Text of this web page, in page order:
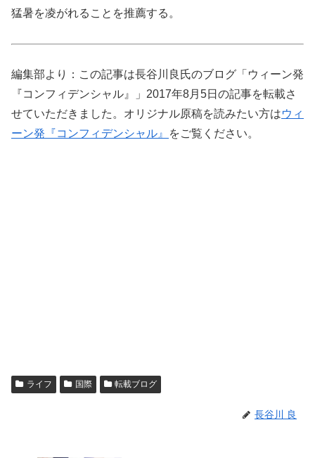
猛暑を凌がれることを推薦する。
編集部より：この記事は長谷川良氏のブログ「ウィーン発
『コンフィデンシャル』」2017年8月5日の記事を転載さ
せていただきました。オリジナル原稿を読みたい方はウィ
ーン発『コンフィデンシャル』
をご覧ください。
ライフ 国際 転載ブログ
長谷川 良